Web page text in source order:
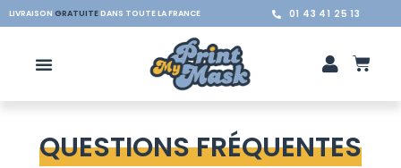
LIVRAISON GRATUITEDANS TOUTE LA FRANCE 01 43 41 25 13
QUESTIONS FRÉQUENTES